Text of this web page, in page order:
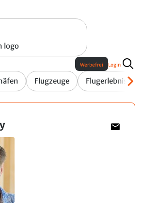
logo
Flugzeuge Flugerlebnis
Werbefrei Login